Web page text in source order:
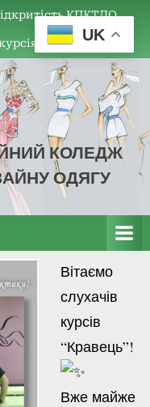
КПКТДО
КОЛЕДЖ
ОДЯГУ
Вітаємо
слухачів
курсів
“Кравець”!
Вже майже
UK